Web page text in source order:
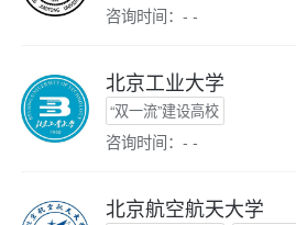
咨询时间：- -
北京工业大学
“双一流”建设高校
咨询时间：- -
北京航空航天大学